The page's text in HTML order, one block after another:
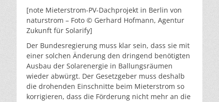
[note Mieterstrom-PV-Dachprojekt in Berlin von
naturstrom – Foto © Gerhard Hofmann, Agentur
Zukunft für Solarify]
Der Bundesregierung muss klar sein, dass sie mit
einer solchen Änderung den dringend benötigten
Ausbau der Solarenergie in Ballungsräumen
wieder abwürgt. Der Gesetzgeber muss deshalb
die drohenden Einschnitte beim Mieterstrom so
korrigieren, dass die Förderung nicht mehr an die